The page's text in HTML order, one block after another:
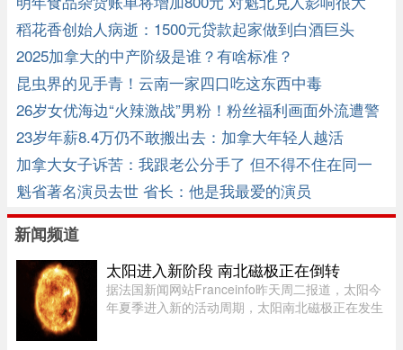
稻花香创始人病逝：1500元贷款起家做到白酒巨头
2025加拿大的中产阶级是谁？有啥标准？
昆虫界的见手青！云南一家四口吃这东西中毒
26岁女优海边“火辣激战”男粉！粉丝福利画面外流遭警
传唤
23岁年薪8.4万仍不敢搬出去：加拿大年轻人越活
越"穷"！！ ...
加拿大女子诉苦：我跟老公分手了 但不得不住在同一
个屋檐下 ...
魁省著名演员去世 省长：他是我最爱的演员
新闻频道
太阳进入新阶段 南北磁极正在倒转
据法国新闻网站Franceinfo昨天周二报道，太阳今
年夏季进入新的活动周期，太阳南北磁极正在发生